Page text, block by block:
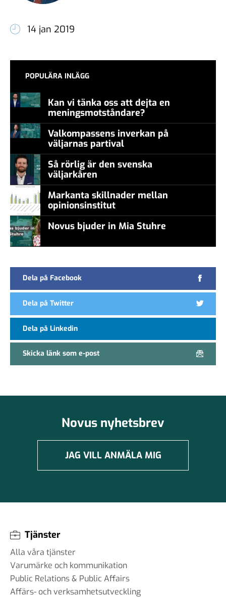
14 jan 2019
POPULÄRA INLÄGG
Kan vi tänka oss att dejta en
meningsmotståndare?
Valkompassens inverkan på
väljarnas partival
Så rörlig är den svenska
väljarkåren
Markanta skillnader mellan
opinionsinstitut
Novus bjuder in Mia Stuhre
Dela på Facebook
Dela på Twitter
Dela på Linkedin
Skicka länk som e-post
Novus nyhetsbrev
JAG VILL ANMÄLA MIG
Tjänster
Alla våra tjänster
Varumärke och kommunikation
Public Relations & Public Affairs
Affärs- och verksamhetsutveckling